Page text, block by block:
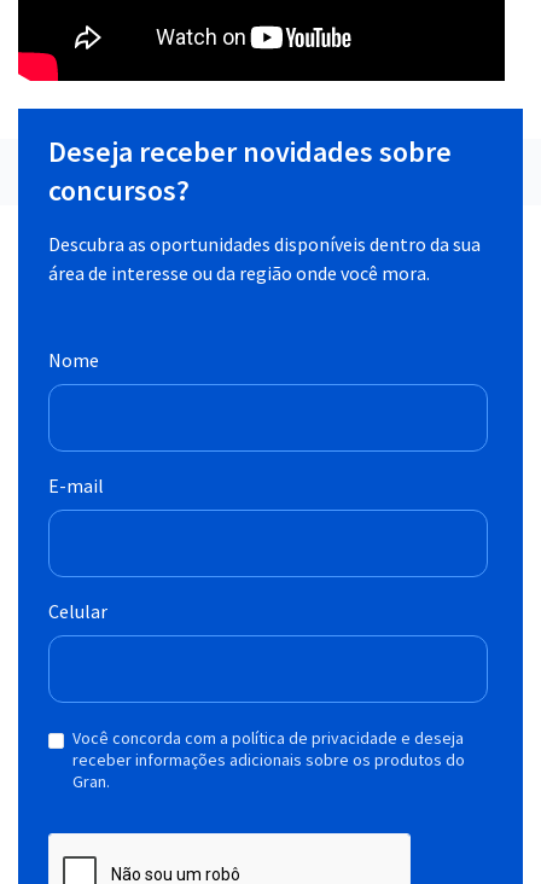
Deseja receber novidades sobre
concursos?
Descubra as oportunidades disponíveis dentro da sua
área de interesse ou da região onde você mora.
Nome
E-mail
Celular
Você concorda com a política de privacidade e deseja
receber informações adicionais sobre os produtos do
Gran.